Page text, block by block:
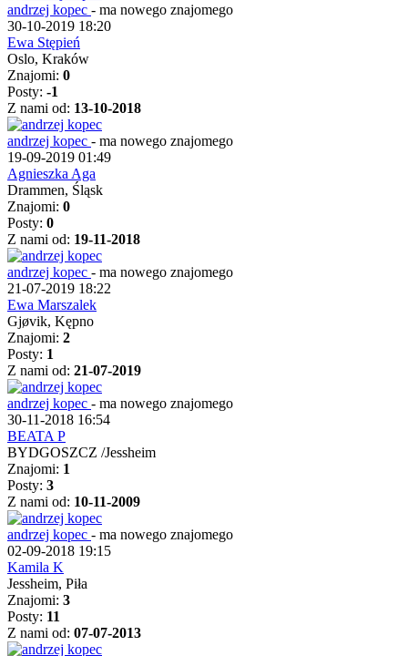
andrzej kopec - ma nowego znajomego
30-10-2019 18:20
Ewa Stępień
Oslo, Kraków
Znajomi: 0
Posty: -1
Z nami od: 13-10-2018
andrzej kopec - ma nowego znajomego
19-09-2019 01:49
Agnieszka Aga
Drammen, Śląsk
Znajomi: 0
Posty: 0
Z nami od: 19-11-2018
andrzej kopec - ma nowego znajomego
21-07-2019 18:22
Ewa Marszalek
Gjøvik, Kępno
Znajomi: 2
Posty: 1
Z nami od: 21-07-2019
andrzej kopec - ma nowego znajomego
30-11-2018 16:54
BEATA P
BYDGOSZCZ /Jessheim
Znajomi: 1
Posty: 3
Z nami od: 10-11-2009
andrzej kopec - ma nowego znajomego
02-09-2018 19:15
Kamila K
Jessheim, Piła
Znajomi: 3
Posty: 11
Z nami od: 07-07-2013